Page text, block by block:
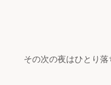
その次の夜はひとり落